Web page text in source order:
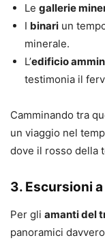
Le gallerie
I binari un
minerale.
L’edificio
testimonia il
Camminando tra
un viaggio nel
dove il rosso della
3. Escursioni
Per gli amanti del
panoramici